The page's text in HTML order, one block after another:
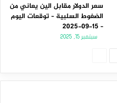
سعر الدولار مقابل الين يعاني من
الضغوط السلبية – توقعات اليوم
– 15-09-2025
سبتمبر 15, 2025